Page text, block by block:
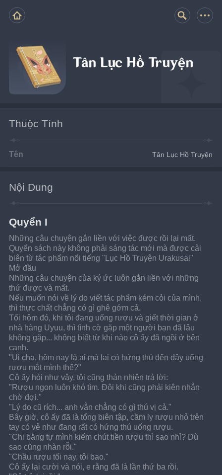
Tân Lục Hồ Truyện
Thuộc Tính
Tên Tân Lục Hồ Truyện
Nội Dung
Quyển I
Những câu chuyện gắn liền với việc được rồi lại mất.
Quyển sách này không phải sáng tác mới mà được cải
biên từ tác phẩm nổi tiếng "Lục Hồ Truyện Urakusai"
Mở đầu
Những câu chuyện của ký ức luôn gắn liền với những
thứ được và mất.
Nếu muốn nói về lý do viết tác phẩm kém cỏi của mình,
thì thực chất chẳng có gì ghê gớm cả.
Tối hôm đó, khi tôi đang uống rượu và giết thời gian ở
nhà hàng Uyuu, thì tình cờ gặp một người bạn đã lâu
không gặp... không biết từ khi nào cô ấy đã ngồi ở bên
cạnh.
"Ui cha, hôm nay là ai mà lại có hứng thú đến đây uống
rượu một mình thế?"
Cô ấy hỏi như vậy, tôi cũng thản nhiên trả lời:
"Rượu ngon luôn khó tìm. Đôi khi cũng phải kiên nhẫn
chờ đợi."
"Lý do cũ rích... anh vẫn chẳng có gì thú vị cả."
Bây giờ, cô ấy đã là tổng biên tập, cầm ly rượu nhỏ trên
tay có vẻ như đang rất có hứng thú uống rượu.
"Chi bằng tự mình kiếm chút tiền rượu thì sao nhỉ? Dù
sao cũng nhàn rỗi."
"Chầu rượu tối nay, tôi bao."
Cô ấy lại cười và nói, e rằng đã là lần thứ ba rồi.